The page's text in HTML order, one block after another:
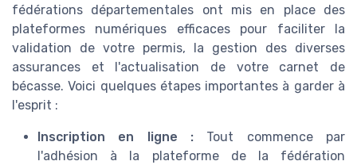
fédérations départementales ont mis en place des
plateformes numériques efficaces pour faciliter la
validation de votre permis, la gestion des diverses
assurances et l'actualisation de votre carnet de
bécasse. Voici quelques étapes importantes à garder à
l'esprit :
Inscription en ligne : Tout commence par
l'adhésion à la plateforme de la fédération